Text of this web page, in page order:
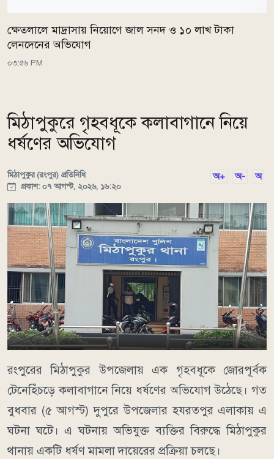
ক্ষেতলালে মাদ্রাসায় নিয়োগে জাল সনদ ও ১০ লাখ টাকা
লেনদেনের অভিযোগ
০৩:৫৬ PM
মিঠাপুকুরে গৃহবধূকে কলাবাগানে নিয়ে
ধর্ষণের অভিযোগ
মিঠাপুকুর (রংপুর) প্রতিনিধি
প্রকাশ: ০৭ আগস্ট, ২০২৬, ১৬:২০
অ+ অ- অ
রংপুরের মিঠাপুকুর উপজেলায় এক গৃহবধূকে জোরপূর্বক
টেনেহিঁচড়ে কলাবাগানে নিয়ে ধর্ষণের অভিযোগ উঠেছে। গত
বুধবার (৫ আগস্ট) দুপুরে উপজেলার হযরতপুর এলাকায় এ
ঘটনা ঘটে। এ ঘটনায় অভিযুক্ত ব্যক্তির বিরুদ্ধে মিঠাপুকুর
থানায় একটি ধর্ষণ মামলা দায়েরের প্রক্রিয়া চলছে।